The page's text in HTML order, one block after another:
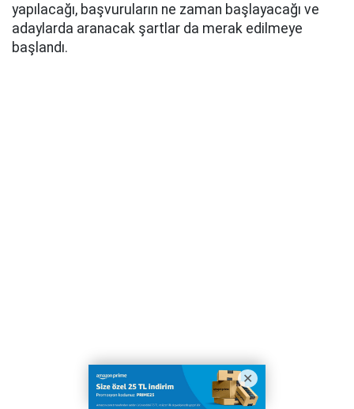
yapılacağı, başvuruların ne zaman başlayacağı ve
adaylarda aranacak şartlar da merak edilmeye
başlandı.